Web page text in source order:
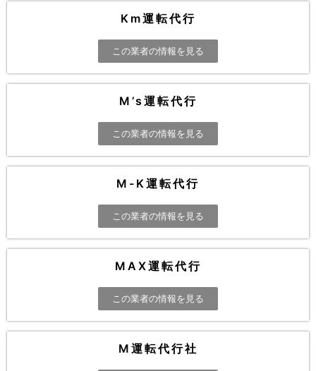
Km運転代行
この業者の情報を見る
M’s運転代行
この業者の情報を見る
M-K運転代行
この業者の情報を見る
MAX運転代行
この業者の情報を見る
M運転代行社